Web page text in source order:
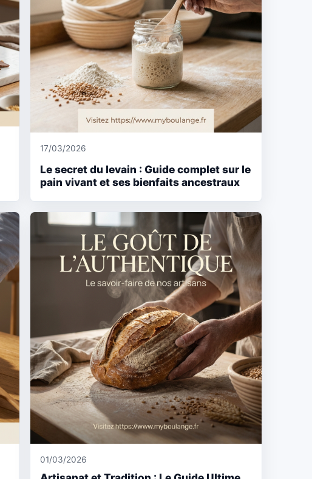
17/03/2026
Le secret du levain : Guide complet sur le
pain vivant et ses bienfaits ancestraux
01/03/2026